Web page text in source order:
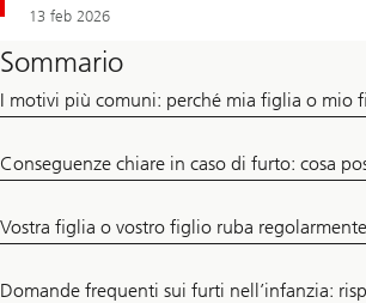
13 feb 2026
Sommario
I motivi più comuni: perché mia figlia o mio
Conseguenze chiare in caso di furto: cosa
Vostra figlia o vostro figlio ruba
Domande frequenti sui furti nell’infanzia: